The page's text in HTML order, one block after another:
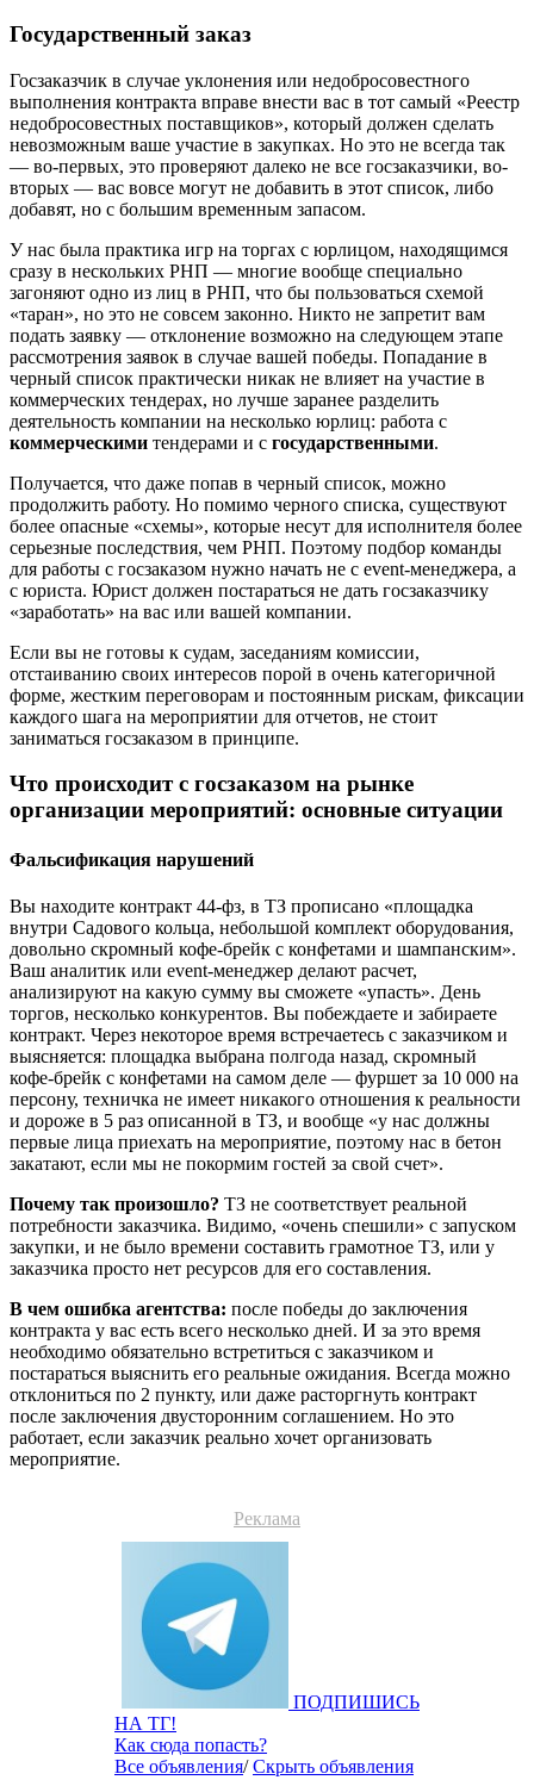
Государственный заказ
Госзаказчик в случае уклонения или недобросовестного
выполнения контракта вправе внести вас в тот самый «Реестр
недобросовестных поставщиков», который должен сделать
невозможным ваше участие в закупках. Но это не всегда так
— во-первых, это проверяют далеко не все госзаказчики, во-
вторых — вас вовсе могут не добавить в этот список, либо
добавят, но с большим временным запасом.
У нас была практика игр на торгах с юрлицом, находящимся
сразу в нескольких РНП — многие вообще специально
загоняют одно из лиц в РНП, что бы пользоваться схемой
«таран», но это не совсем законно. Никто не запретит вам
подать заявку — отклонение возможно на следующем этапе
рассмотрения заявок в случае вашей победы. Попадание в
черный список практически никак не влияет на участие в
коммерческих тендерах, но лучше заранее разделить
деятельность компании на несколько юрлиц: работа с
коммерческими тендерами и с государственными.
Получается, что даже попав в черный список, можно
продолжить работу. Но помимо черного списка, существуют
более опасные «схемы», которые несут для исполнителя более
серьезные последствия, чем РНП. Поэтому подбор команды
для работы с госзаказом нужно начать не с event-менеджера, а
с юриста. Юрист должен постараться не дать госзаказчику
«заработать» на вас или вашей компании.
Если вы не готовы к судам, заседаниям комиссии,
отстаиванию своих интересов порой в очень категоричной
форме, жестким переговорам и постоянным рискам, фиксации
каждого шага на мероприятии для отчетов, не стоит
заниматься госзаказом в принципе.
Что происходит с госзаказом на рынке
организации мероприятий: основные ситуации
Фальсификация нарушений
Вы находите контракт 44-фз, в ТЗ прописано «площадка
внутри Садового кольца, небольшой комплект оборудования,
довольно скромный кофе-брейк с конфетами и шампанским».
Ваш аналитик или event-менеджер делают расчет,
анализируют на какую сумму вы сможете «упасть». День
торгов, несколько конкурентов. Вы побеждаете и забираете
контракт. Через некоторое время встречаетесь с заказчиком и
выясняется: площадка выбрана полгода назад, скромный
кофе-брейк с конфетами на самом деле — фуршет за 10 000 на
персону, техничка не имеет никакого отношения к реальности
и дороже в 5 раз описанной в ТЗ, и вообще «у нас должны
первые лица приехать на мероприятие, поэтому нас в бетон
закатают, если мы не покормим гостей за свой счет».
Почему так произошло? ТЗ не соответствует реальной
потребности заказчика. Видимо, «очень спешили» с запуском
закупки, и не было времени составить грамотное ТЗ, или у
заказчика просто нет ресурсов для его составления.
В чем ошибка агентства: после победы до заключения
контракта у вас есть всего несколько дней. И за это время
необходимо обязательно встретиться с заказчиком и
постараться выяснить его реальные ожидания. Всегда можно
отклониться по 2 пункту, или даже расторгнуть контракт
после заключения двусторонним соглашением. Но это
работает, если заказчик реально хочет организовать
мероприятие.
Реклама
ПОДПИШИСЬ
НА ТГ!
Как сюда попасть?
Все объявления/Скрыть объявления